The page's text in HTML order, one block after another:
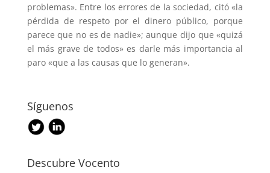
problemas». Entre los errores de la sociedad, citó «la
pérdida de respeto por el dinero público, porque
parece que no es de nadie»; aunque dijo que «quizá
el más grave de todos» es darle más importancia al
paro «que a las causas que lo generan».
Síguenos
Descubre Vocento